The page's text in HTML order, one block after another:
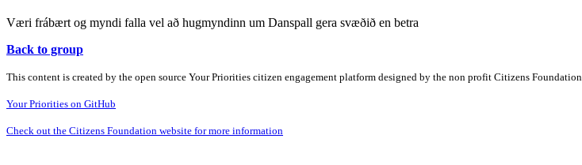
Væri frábært og myndi falla vel að hugmyndinn um Danspall gera svæðið en betra
Back to group
This content is created by the open source Your Priorities citizen engagement platform designed by the non profit Citizens Foundation
Your Priorities on GitHub
Check out the Citizens Foundation website for more information